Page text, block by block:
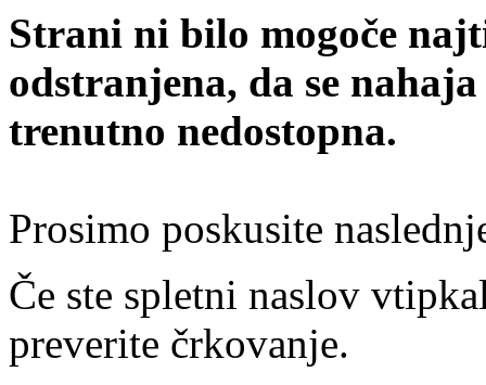
Strani ni bilo mogoče
odstranjena, da se
trenutno nedostopna.
Prosimo poskusite
Če ste spletni naslov
preverite črkovanje.